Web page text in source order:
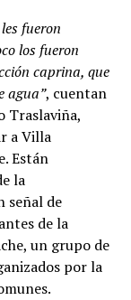
fueron
los fueron
caprina, que
agua”, cuentan
Traslaviña,
a Villa
Están
la
señal de
de la
un grupo de
por la